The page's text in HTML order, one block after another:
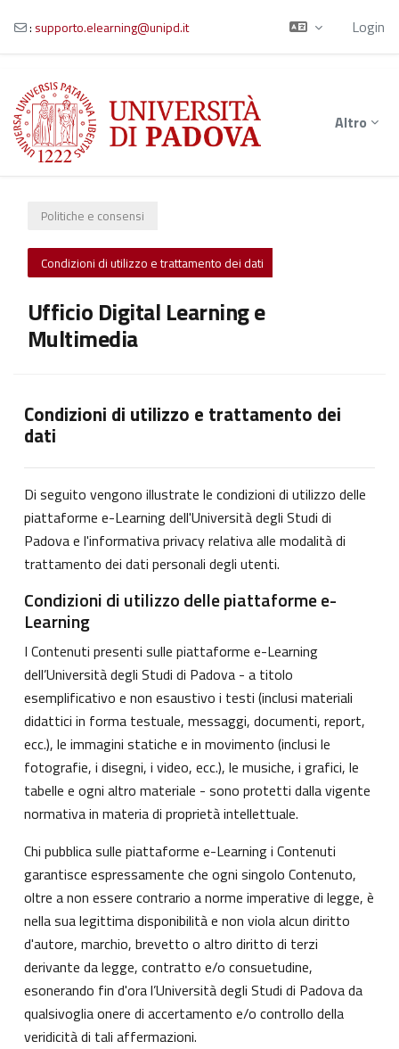
Vai al contenuto principale
: supporto.elearning@unipd.it Login
Altro
Politiche e consensi
Condizioni di utilizzo e trattamento dei dati
Ufficio Digital Learning e
Multimedia
Condizioni di utilizzo e trattamento dei
dati
Di seguito vengono illustrate le condizioni di utilizzo delle
piattaforme e-Learning dell'Università degli Studi di
Padova e l'informativa privacy relativa alle modalità di
trattamento dei dati personali degli utenti.
Condizioni di utilizzo delle piattaforme e-
Learning
I Contenuti presenti sulle piattaforme e-Learning
dell’Università degli Studi di Padova - a titolo
esemplificativo e non esaustivo i testi (inclusi materiali
didattici in forma testuale, messaggi, documenti, report,
ecc.), le immagini statiche e in movimento (inclusi le
fotografie, i disegni, i video, ecc.), le musiche, i grafici, le
tabelle e ogni altro materiale - sono protetti dalla vigente
normativa in materia di proprietà intellettuale.
Chi pubblica sulle piattaforme e-Learning i Contenuti
garantisce espressamente che ogni singolo Contenuto,
oltre a non essere contrario a norme imperative di legge, è
nella sua legittima disponibilità e non viola alcun diritto
d'autore, marchio, brevetto o altro diritto di terzi
derivante da legge, contratto e/o consuetudine,
esonerando fin d'ora l’Università degli Studi di Padova da
qualsivoglia onere di accertamento e/o controllo della
veridicità di tali affermazioni.